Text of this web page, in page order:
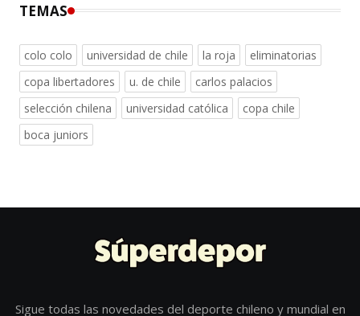
TEMAS
colo colo universidad de chile la roja
eliminatorias
copa libertadores
u. de chile
carlos palacios
selección chilena
universidad católica
copa chile
boca juniors
Sigue todas las novedades del deporte chileno y mundial en